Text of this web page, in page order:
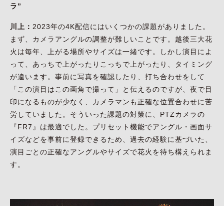
ラ”
川上： 2023年の4K配信にはいくつかの課題がありました。
まず、カメラアングルの調整が難しいことです。越後三大花
火は毎年、上がる場所やサイズは一緒です。しかし演目によ
って、あっちで上がったりこっちで上がったり、タイミング
が違います。事前に写真を確認したり、打ち合わせをして
「この演目はこの画角で撮って」と伝えるのですが、夜で目
印になるものが少なく、カメラマンも正確な位置合わせに苦
労していました。そういった課題の対策に、PTZカメラの
『FR7』は最適でした。プリセット機能でアングル・画面サ
イズなどを事前に登録できるため、過去の経験に基づいた、
演目ごとの正確なアングルやサイズで花火を待ち構えられま
す。